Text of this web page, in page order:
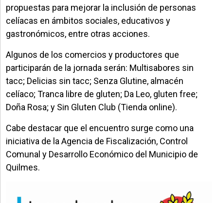
propuestas para mejorar la inclusión de personas
celíacas en ámbitos sociales, educativos y
gastronómicos, entre otras acciones.
Algunos de los comercios y productores que
participarán de la jornada serán: Multisabores sin
tacc; Delicias sin tacc; Senza Glutine, almacén
celíaco; Tranca libre de gluten; Da Leo, gluten free;
Doña Rosa; y Sin Gluten Club (Tienda online).
Cabe destacar que el encuentro surge como una
iniciativa de la Agencia de Fiscalización, Control
Comunal y Desarrollo Económico del Municipio de
Quilmes.